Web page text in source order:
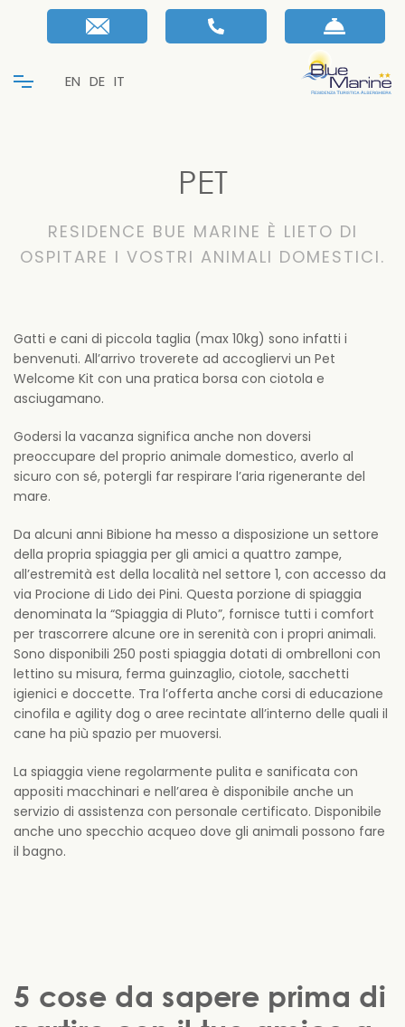
EN DE IT
PET
RESIDENCE BUE MARINE È LIETO DI
OSPITARE I VOSTRI ANIMALI DOMESTICI.
Gatti e cani di piccola taglia (max 10kg) sono infatti i
benvenuti. All’arrivo troverete ad accogliervi un Pet
Welcome Kit con una pratica borsa con ciotola e
asciugamano.
Godersi la vacanza significa anche non doversi
preoccupare del proprio animale domestico, averlo al
sicuro con sé, potergli far respirare l’aria rigenerante del
mare.
Da alcuni anni Bibione ha messo a disposizione un settore
della propria spiaggia per gli amici a quattro zampe,
all’estremità est della località nel settore 1, con accesso da
via Procione di Lido dei Pini. Questa porzione di spiaggia
denominata la “Spiaggia di Pluto”, fornisce tutti i comfort
per trascorrere alcune ore in serenità con i propri animali.
Sono disponibili 250 posti spiaggia dotati di ombrelloni con
lettino su misura, ferma guinzaglio, ciotole, sacchetti
igienici e doccette. Tra l’offerta anche corsi di educazione
cinofila e agility dog o aree recintate all’interno delle quali il
cane ha più spazio per muoversi.
La spiaggia viene regolarmente pulita e sanificata con
appositi macchinari e nell’area è disponibile anche un
servizio di assistenza con personale certificato. Disponibile
anche uno specchio acqueo dove gli animali possono fare
il bagno.
5 cose da sapere prima di